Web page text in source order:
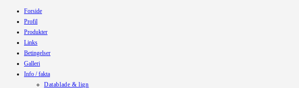
Forside
Profil
Produkter
Links
Betingelser
Galleri
Info / fakta
Datablade & lign